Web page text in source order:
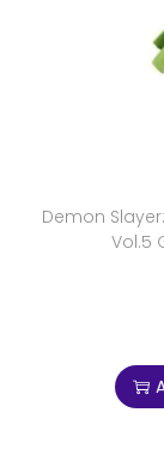
Demon
Vol.5